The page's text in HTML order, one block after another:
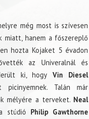
még most is szívesen
miatt, hanem a főszereplő
hozta Kojaket 5 évadon
az Univeralnál és
ki, hogy Vin Diesel
Talán már
mélyére a terveket. Neal
stúdió Philip Gawthorne